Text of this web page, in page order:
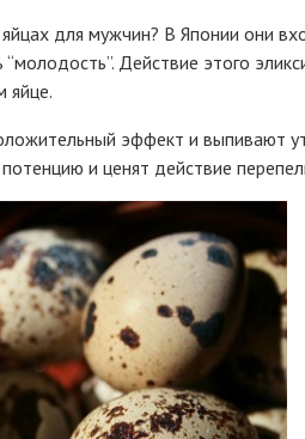
для мужчин? В Японии они
“молодость”. Действие этого
яйце.
эффект и выпивают
и ценят действие